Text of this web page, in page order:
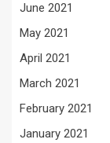
June 2021
May 2021
April 2021
March 2021
February 2021
January 2021